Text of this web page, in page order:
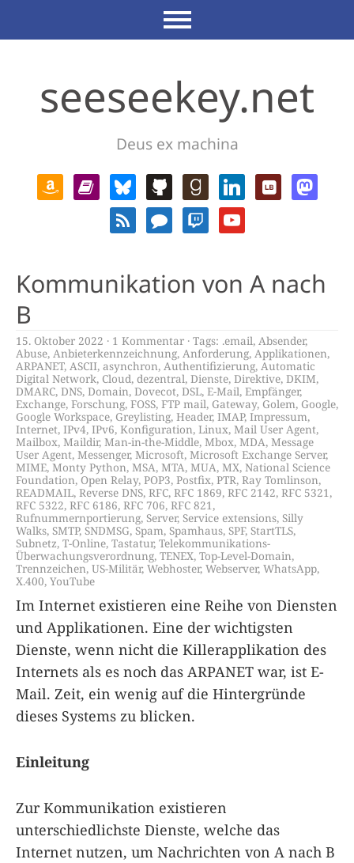
seeseekey.net
Deus ex machina
Kommunikation von A nach
B
15. Oktober 2022 1 Kommentar Tags: .email, Absender,
Abuse, Anbieterkennzeichnung, Anforderung, Applikationen,
ARPANET, ASCII, asynchron, Authentifizierung, Automatic
Digital Network, Cloud, dezentral, Dienste, Direktive, DKIM,
DMARC, DNS, Domain, Dovecot, DSL, E-Mail, Empfänger,
Exchange, Forschung, FOSS, FTP mail, Gateway, Golem, Google,
Google Workspace, Greylisting, Header, IMAP, Impressum,
Internet, IPv4,IPv6, Konfiguration, Linux, Mail User Agent,
Mailbox, Maildir, Man-in-the-Middle, Mbox, MDA, Message
User Agent, Messenger, Microsoft, Microsoft Exchange Server,
MIME, Monty Python, MSA, MTA, MUA, MX, National Science
Foundation, Open Relay, POP3, Postfix, PTR, Ray Tomlinson,
READMAIL, Reverse DNS, RFC, RFC 1869, RFC 2142, RFC 5321 ,
RFC 5322, RFC 6186, RFC 706, RFC 821 ,
Rufnummernportierung, Server, Service extensions, Silly
Walks, SMTP, SNDMSG, Spam, Spamhaus, SPF, StartTLS,
Subnetz, T-Online, Tastatur, Telekommunikations-
Überwachungsverordnung, TENEX, Top-Level-Domain,
Trennzeichen, US-Militär, Webhoster, Webserver, WhatsApp,
X.400, YouTube
Im Internet existieren eine Reihe von Diensten
und Applikationen. Eine der wichtigsten
Dienste, wenn nicht die Killerapplikation des
Internets als es noch das ARPANET war, ist E-
Mail. Zeit, ein wenig auf die Hintergründe
dieses Systems zu blicken.
Einleitung
Zur Kommunikation existieren
unterschiedlichste Dienste, welche das
Internet nutzen, um Nachrichten von A nach B